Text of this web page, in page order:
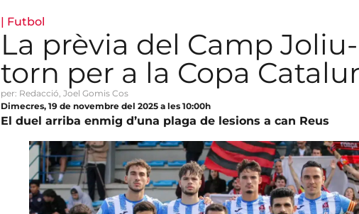
| Futbol
La prèvia del Camp Joliu-
torn per a la Copa
per: Redacció, Joel Gomis Cos
Dimecres, 19 de novembre del 2025 a les 10:00h
El duel arriba enmig d’una plaga de lesions a can Reus